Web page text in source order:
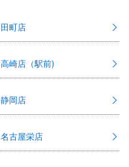
田町店
高崎店（駅前)
静岡店
名古屋栄店